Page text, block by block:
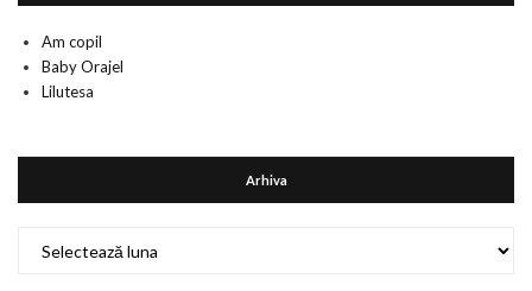
Am copil
Baby Orajel
Lilutesa
Arhiva